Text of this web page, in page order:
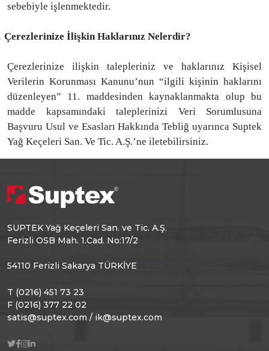
sebebiyle işlenmektedir.
Çerezlerinize İlişkin Haklarınız Nelerdir?
Çerezlerinize ilişkin talepleriniz ve haklarınız Kişisel
Verilerin Korunması Kanunu’nun “ilgili kişinin haklarını
düzenleyen” 11. maddesinden kaynaklanmakta olup bu
madde kapsamındaki taleplerinizi Veri Sorumlusuna
Başvuru Usul ve Esasları Hakkında Tebliğ uyarınca Suptek
Yağ Keçeleri San. Ve Tic. A.Ş.’ne iletebilirsiniz.
SUPTEK Yağ Keçeleri San. ve Tic. A.Ş.
Ferizli OSB Mah. 1.Cad. No:17/2
54110 Ferizli Sakarya TÜRKİYE
T (0216) 451 73 23
F (0216) 377 22 02
satis@suptex.com / ik@suptex.com